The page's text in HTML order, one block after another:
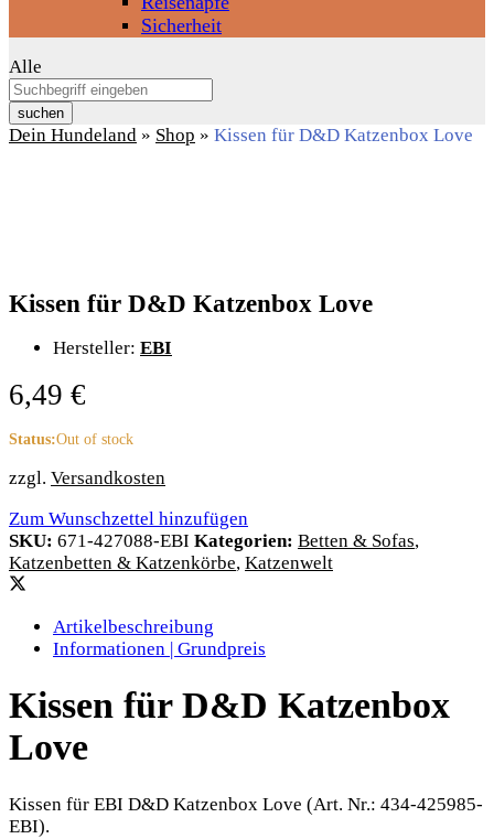
Sicherheit
Alle
suchen
Dein Hundeland » Shop » Kissen für D&D Katzenbox Love
Kissen für D&D Katzenbox Love
Hersteller: EBI
6,49 €
Status:Out of stock
zzgl. Versandkosten
Zum Wunschzettel hinzufügen
SKU: 671-427088-EBI Kategorien: Betten & Sofas,
Katzenbetten & Katzenkörbe, Katzenwelt
Artikelbeschreibung
Informationen | Grundpreis
Kissen für D&D Katzenbox
Love
Kissen für EBI D&D Katzenbox Love (Art. Nr.: 434-425985-
EBI).